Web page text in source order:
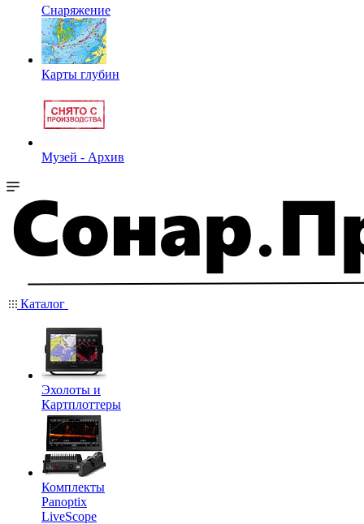
Снаряжение
Карты глубин
Музей - Архив
Каталог
Эхолоты и
Картплоттеры
Комплекты
Panoptix
LiveScope